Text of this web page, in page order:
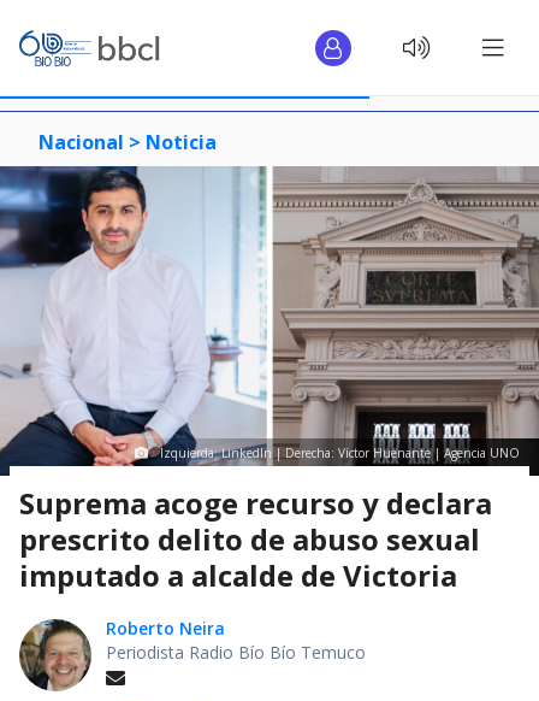
Nacional > Noticia
Izquierda: LinkedIn | Derecha: Víctor Huenante | Agencia UNO
Suprema acoge recurso y declara
prescrito delito de abuso sexual
imputado a alcalde de Victoria
Roberto Neira
Periodista Radio Bío Bío Temuco